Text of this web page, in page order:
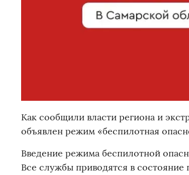
Как сообщили власти региона и
объявлен режим «беспилотная
Введение режима беспилотной
Все службы приводятся в